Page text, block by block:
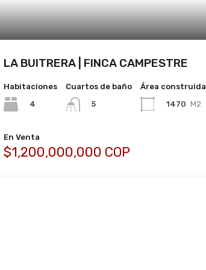
LA BUITRERA | FINCA CAMPESTRE
Habitaciones
4
Cuartos de baño
5
Área construida
1470 M2
En Venta
$1,200,000,000 COP